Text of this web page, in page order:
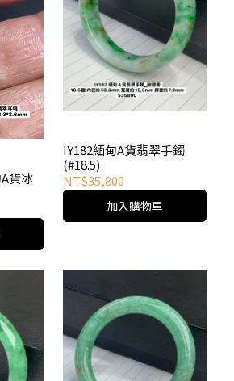
IY182緬甸A貨翡翠手鐲
(#18.5)
NT$35,800
加入購物車